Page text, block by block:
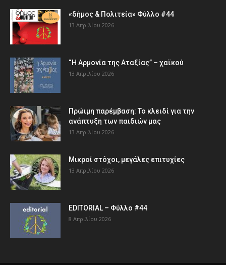
«δήμος & Πολιτεία» Φύλλο #44
13 Απριλίου 2026
“Η Αρμονία της Αταξίας” – χαϊκού
13 Απριλίου 2026
Πρώιμη παρέμβαση: Το κλειδί για την
ανάπτυξη των παιδιών µας
13 Απριλίου 2026
Μικροί στόχοι, μεγάλες επιτυχίες
13 Απριλίου 2026
EDITORIAL – Φύλλο #44
8 Απριλίου 2026